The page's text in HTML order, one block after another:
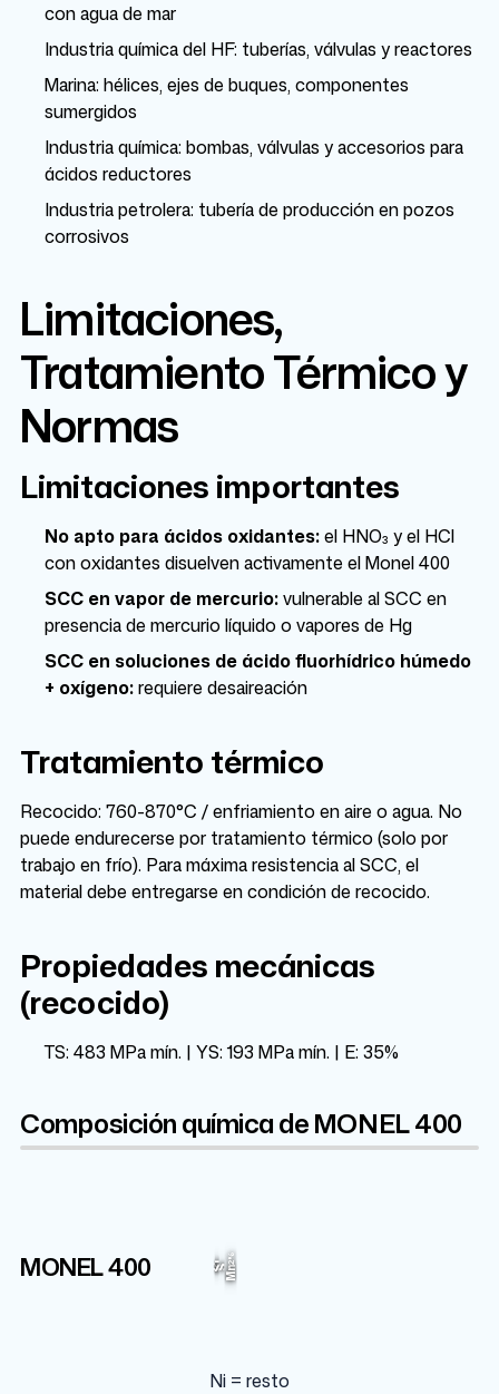
con agua de mar
Industria química del HF: tuberías, válvulas y reactores
Marina: hélices, ejes de buques, componentes
sumergidos
Industria química: bombas, válvulas y accesorios para
ácidos reductores
Industria petrolera: tubería de producción en pozos
corrosivos
Limitaciones,
Tratamiento Térmico y
Normas
Limitaciones importantes
No apto para ácidos oxidantes:el HNO₃ y el HCl
con oxidantes disuelven activamente el Monel 400
SCC en vapor de mercurio:vulnerable al SCC en
presencia de mercurio líquido o vapores de Hg
SCC en soluciones de ácido fluorhídrico húmedo
+ oxígeno:requiere desaireación
Tratamiento térmico
Recocido: 760-870°C / enfriamiento en aire o agua. No
puede endurecerse por tratamiento térmico (solo por
trabajo en frío). Para máxima resistencia al SCC, el
material debe entregarse en condición de recocido.
Propiedades mecánicas
(recocido)
TS: 483 MPa mín. | YS: 193 MPa mín. | E: 35%
Composición química de MONEL 400
MONEL 400 C
Si
SMn
2%
Ni = resto